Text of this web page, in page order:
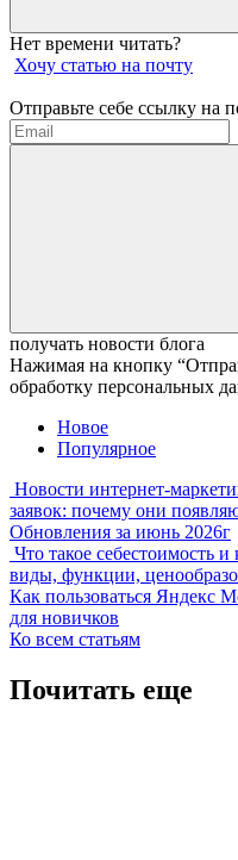
Нет времени читать?
Хочу статью на почту
Отправьте себе ссылку на
получать новости блога
Нажимая на кнопку
обработку персональных
Новое
Популярное
Новости интернет-
заявок: почему они
Обновления за июнь 2026г
Что такое себестоимость и
виды, функции,
Как пользоваться Яндекс
для новичков
Ко всем статьям
Почитать еще